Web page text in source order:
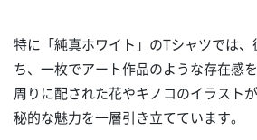
特に「純真ホワイト」のTシャツでは
ち、一枚でアート作品のような存在感
周りに配された花やキノコのイラスト
秘的な魅力を一層引き立てています。